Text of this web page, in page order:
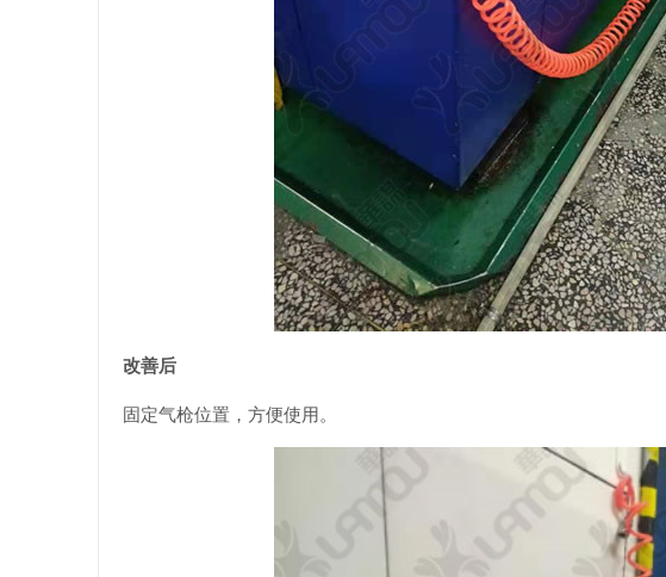
改善后
固定气枪位置，方便使用。